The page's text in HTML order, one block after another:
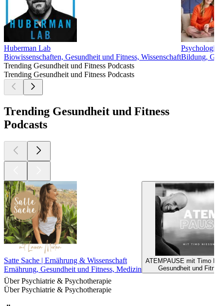
Huberman Lab
Biowissenschaften, Gesundheit und Fitness, WissenschaftBildung,
Trending Gesundheit und Fitness Podcasts
Trending Gesundheit und Fitness Podcasts
Trending Gesundheit und Fitness
Podcasts
Satte Sache | Ernährung & Wissenschaft
Ernährung, Gesundheit und Fitness, Medizin
ATEMPAUSE mit Timo
Gesundheit und
Über Psychiatrie & Psychotherapie
Über Psychiatrie & Psychotherapie